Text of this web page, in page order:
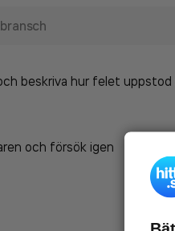
beskriva hur felet
och försök igen